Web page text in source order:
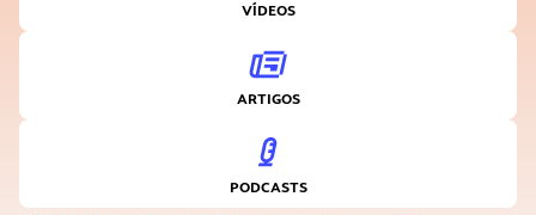
VÍDEOS
ARTIGOS
PODCASTS